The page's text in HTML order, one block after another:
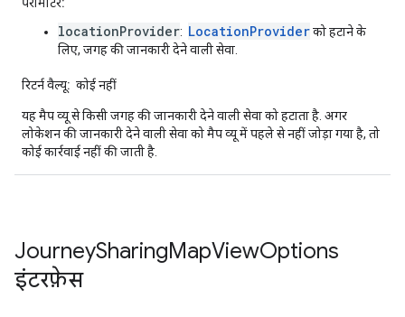
पैरामीटर:
locationProvider: LocationProviderको हटाने के
लिए, जगह की जानकारी देने वाली सेवा.
रिटर्न वैल्यू: कोई नहीं
यह मैप व्यू से किसी जगह की जानकारी देने वाली सेवा को हटाता है. अगर
लोकेशन की जानकारी देने वाली सेवा को मैप व्यू में पहले से नहीं जोड़ा गया है, तो
कोई कार्रवाई नहीं की जाती है.
JourneySharingMapViewOptions
इंटरफ़ेस